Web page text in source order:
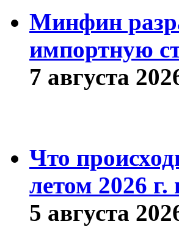
Минфин
импортную
7 августа
Что
летом 2026
5 августа